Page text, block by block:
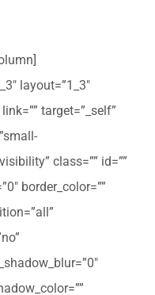
layout=”1_3″
target=”_self”
class=”” id=””
border_color=””